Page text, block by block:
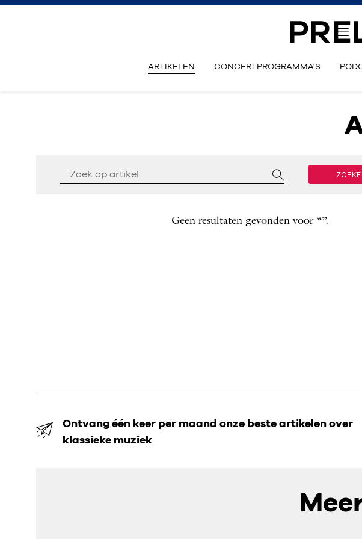
ARTIKELEN CONCERTPROGRAMMA'S
Geen resultaten gevonden voor “”.
Ontvang één keer per maand onze beste artikelen over
klassieke muziek